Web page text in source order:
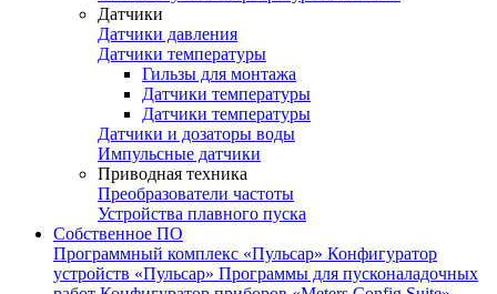
Датчики
Датчики давления
Датчики температуры
Гильзы для монтажа
Датчики температуры
Датчики температуры
Датчики и дозаторы воды
Импульсные датчики
Приводная техника
Преобразователи частоты
Устройства плавного пуска
Собственное ПО
Программный комплекс «Пульсар» Конфигуратор
устройств «Пульсар» Программы для пусконаладочных